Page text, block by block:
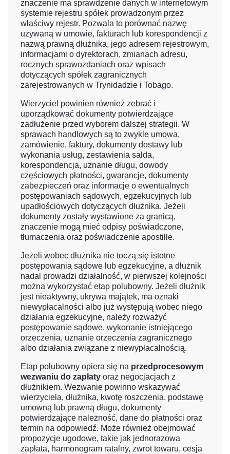
znaczenie ma sprawdzenie danych w internetowym
systemie rejestru spółek prowadzonym przez
właściwy rejestr. Pozwala to porównać nazwę
używaną w umowie, fakturach lub korespondencji z
nazwą prawną dłużnika, jego adresem rejestrowym,
informacjami o dyrektorach, zmianach adresu,
rocznych sprawozdaniach oraz wpisach
dotyczących spółek zagranicznych
zarejestrowanych w Trynidadzie i Tobago.
Wierzyciel powinien również zebrać i
uporządkować dokumenty potwierdzające
zadłużenie przed wyborem dalszej strategii. W
sprawach handlowych są to zwykle umowa,
zamówienie, faktury, dokumenty dostawy lub
wykonania usług, zestawienia salda,
korespondencja, uznanie długu, dowody
częściowych płatności, gwarancje, dokumenty
zabezpieczeń oraz informacje o ewentualnych
postępowaniach sądowych, egzekucyjnych lub
upadłościowych dotyczących dłużnika. Jeżeli
dokumenty zostały wystawione za granicą,
znaczenie mogą mieć odpisy poświadczone,
tłumaczenia oraz poświadczenie apostille.
Jeżeli wobec dłużnika nie toczą się istotne
postępowania sądowe lub egzekucyjne, a dłużnik
nadal prowadzi działalność, w pierwszej kolejności
można wykorzystać etap polubowny. Jeżeli dłużnik
jest nieaktywny, ukrywa majątek, ma oznaki
niewypłacalności albo już występują wobec niego
działania egzekucyjne, należy rozważyć
postępowanie sądowe, wykonanie istniejącego
orzeczenia, uznanie orzeczenia zagranicznego
albo działania związane z niewypłacalnością.
Etap polubowny opiera się na przedprocesowym
wezwaniu do zapłaty oraz negocjacjach z
dłużnikiem. Wezwanie powinno wskazywać
wierzyciela, dłużnika, kwotę roszczenia, podstawę
umowną lub prawną długu, dokumenty
potwierdzające należność, dane do płatności oraz
termin na odpowiedź. Może również obejmować
propozycje ugodowe, takie jak jednorazowa
zapłata, harmonogram ratalny, zwrot towaru, cesja